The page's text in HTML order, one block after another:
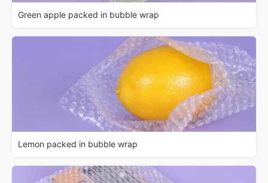
Green apple packed in bubble wrap
Lemon packed in bubble wrap